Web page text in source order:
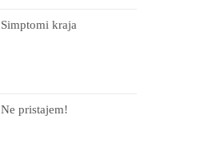
Simptomi kraja
Ne pristajem!